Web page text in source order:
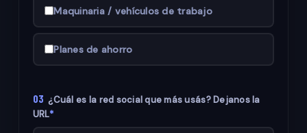
Maquinaria / vehículos de trabajo
Planes de ahorro
03 ¿Cuál es la red social que más usás? Dejanos la
URL*